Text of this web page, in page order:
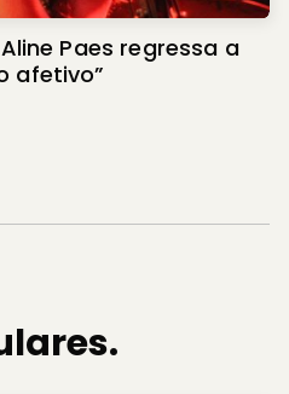
Paes regressa a
afetivo”